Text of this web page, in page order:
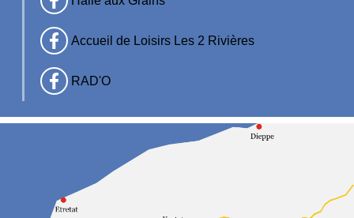
Accueil de Loisirs Les 2 Rivières
RAD'O